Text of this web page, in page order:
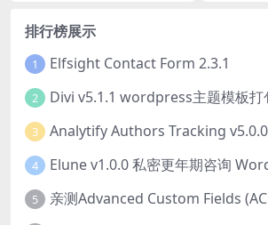
排行榜展示
1 Elfsight Contact Form 2.3.1
2
3 Analytify Authors Tracking
4 Elune v1.0.0 私密更年期咨询
5